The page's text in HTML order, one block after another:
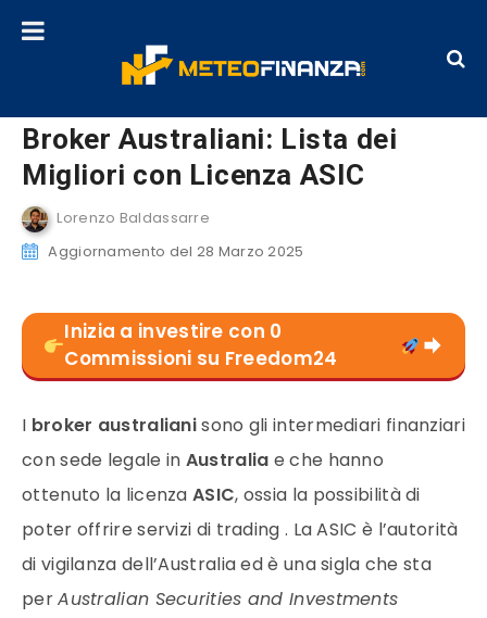
Broker Australiani: Lista dei
Migliori con Licenza ASIC
Lorenzo Baldassarre
Aggiornamento del 28 Marzo 2025
Inizia a investire con 0
Commissioni su Freedom24
I broker australianisono gli intermediari finanziari
con sede legale in Australia e che hanno
ottenuto la licenzaASIC, ossia la possibilità di
poter offrire servizi di trading . La ASIC è l’autorità
di vigilanza dell’Australia ed è una sigla che sta
perAustralian Securities and Investments